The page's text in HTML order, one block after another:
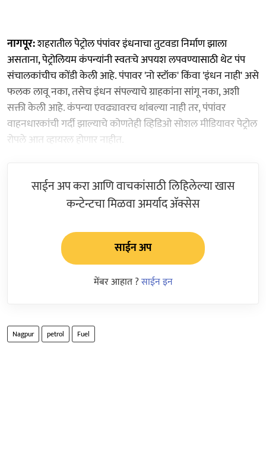
नागपूर:शहरातील पेट्रोल पंपांवर इंधनाचा तुटवडा निर्माण झाला
असताना, पेट्रोलियम कंपन्यांनी स्वतःचे अपयश लपवण्यासाठी थेट पंप
संचालकांचीच कोंडी केली आहे. पंपावर 'नो स्टॉक' किंवा 'इंधन नाही' असे
फलक लावू नका, तसेच इंधन संपल्याचे ग्राहकांना सांगू नका, अशी
सक्ती केली आहे. कंपन्या एवढ्यावरच थांबल्या नाही तर, पंपांवर
वाहनधारकांची गर्दी झाल्याचे कोणतेही व्हिडिओ सोशल मीडियावर पेट्रोल
रोपले आत व्हायरल होणार नाहीत.
साईन अप करा आणि वाचकांसाठी लिहिलेल्या खास
कन्टेन्टचा मिळवा अमर्याद ॲक्सेस
साईन अप
मेंबर आहात ?साईन इन
Nagpur petrol Fuel